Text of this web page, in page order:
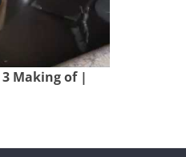
Making of |